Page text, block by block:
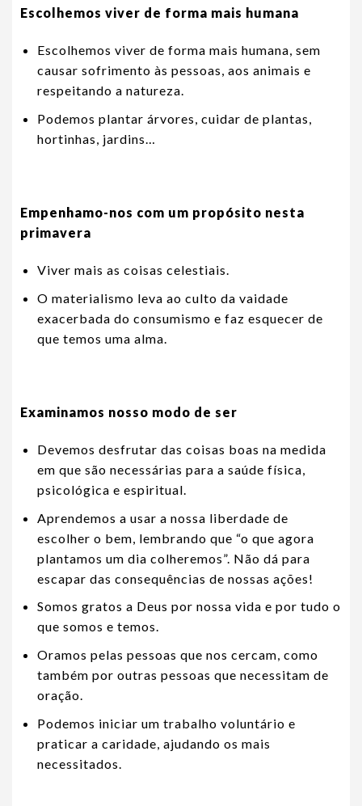
Escolhemos viver de forma mais humana
Escolhemos viver de forma mais humana, sem
causar sofrimento às pessoas, aos animais e
respeitando a natureza.
Podemos plantar árvores, cuidar de plantas,
hortinhas, jardins…
Empenhamo-nos com um propósito nesta
primavera
Viver mais as coisas celestiais.
O materialismo leva ao culto da vaidade
exacerbada do consumismo e faz esquecer de
que temos uma alma.
Examinamos nosso modo de ser
Devemos desfrutar das coisas boas na medida
em que são necessárias para a saúde física,
psicológica e espiritual.
Aprendemos a usar a nossa liberdade de
escolher o bem, lembrando que “o que agora
plantamos um dia colheremos”. Não dá para
escapar das consequências de nossas ações!
Somos gratos a Deus por nossa vida e por tudo o
que somos e temos.
Oramos pelas pessoas que nos cercam, como
também por outras pessoas que necessitam de
oração.
Podemos iniciar um trabalho voluntário e
praticar a caridade, ajudando os mais
necessitados.